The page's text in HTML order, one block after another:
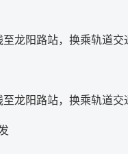
龙阳路站，换乘轨道交
龙阳路站，换乘轨道交